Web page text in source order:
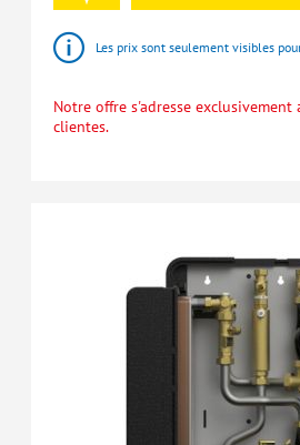
Les prix sont seulement visibles
Notre offre s'adresse exclusivement
clientes.